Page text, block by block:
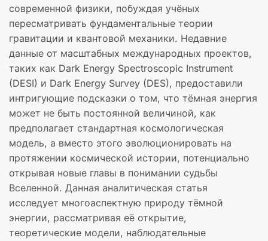
современной физики, побуждая учёных
пересматривать фундаментальные теории
гравитации и квантовой механики. Недавние
данные от масштабных международных проектов,
таких как Dark Energy Spectroscopic Instrument
(DESI) и Dark Energy Survey (DES), предоставили
интригующие подсказки о том, что тёмная энергия
может не быть постоянной величиной, как
предполагает стандартная космологическая
модель, а вместо этого эволюционировать на
протяжении космической истории, потенциально
открывая новые главы в понимании судьбы
Вселенной. Данная аналитическая статья
исследует многоаспектную природу тёмной
энергии, рассматривая её открытие,
теоретические модели, наблюдательные